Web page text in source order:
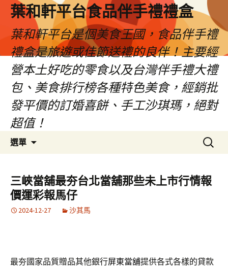
葉和軒平台食品伴手禮禮盒
葉和軒平台是個美食王國，食品伴手禮
禮盒是旅遊或佳節送禮的良伴！主要經
營本土好吃的零食以及台灣伴手禮大禮
包、美食排行榜各種特色美食，經銷批
發平價的訂婚喜餅、手工沙琪瑪，絕對
超值！
選單
容
搜
尋
鍵
字:
三峽當舖最夯台北當舖那些未上市行情報
價運彩報馬仔
2024-12-27 沙其馬
最夯國家品質贈品其他銀行屏東當舖提供各式各樣的貸款